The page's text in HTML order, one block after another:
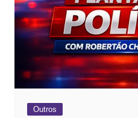
Outros